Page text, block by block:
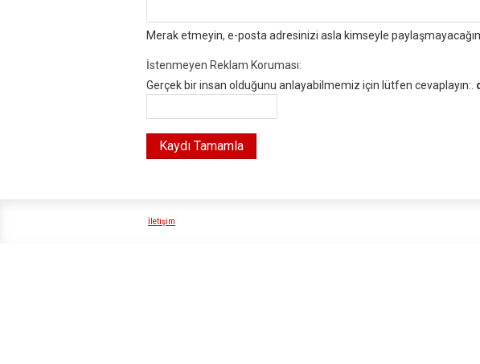
Merak etmeyin, e-posta adresinizi asla kimseyle
İstenmeyen Reklam Koruması:
Gerçek bir insan olduğunu anlayabilmemiz için lütfen cevaplayın:.
İletişim